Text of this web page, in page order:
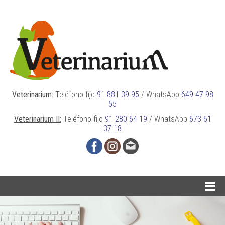
Veterinarium: Teléfono fijo 91 881 39 95 / WhatsApp 649 47 98
55
Veterinarium II: Teléfono fijo 91 280 64 19 / WhatsApp 673 61
37 18